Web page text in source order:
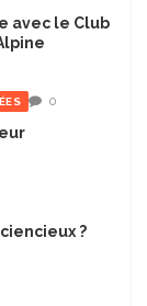
avec le Club
0
?